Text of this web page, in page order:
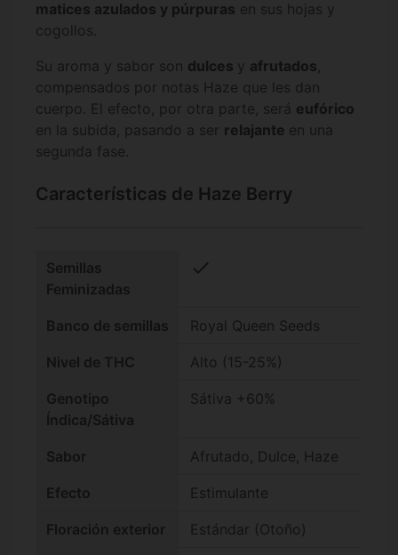
matices azulados y púrpuras en sus hojas y
cogollos.
Su aroma y sabor son dulces y afrutados,
compensados por notas Haze que les dan
cuerpo. El efecto, por otra parte, será eufórico
en la subida, pasando a ser relajante en una
segunda fase.
Características de Haze Berry
Semillas
Feminizadas
check
Banco de semillas Royal Queen Seeds
Nivel de THC Alto (15-25%)
Genotipo
Índica/Sátiva
Sátiva +60%
Sabor Afrutado, Dulce, Haze
Efecto Estimulante
Floración exterior Estándar (Otoño)